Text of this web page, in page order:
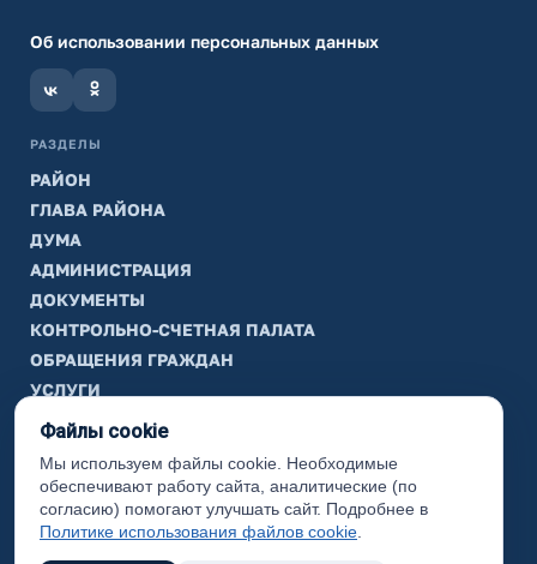
Об использовании персональных данных
РАЗДЕЛЫ
РАЙОН
ГЛАВА РАЙОНА
ДУМА
АДМИНИСТРАЦИЯ
ДОКУМЕНТЫ
КОНТРОЛЬНО-СЧЕТНАЯ ПАЛАТА
ОБРАЩЕНИЯ ГРАЖДАН
УСЛУГИ
ТИК
ИНФОРМАЦИЯ
Законодательная карта
Карта сайта
Файлы cookie
Мы используем файлы cookie. Необходимые
обеспечивают работу сайта, аналитические (по
согласию) помогают улучшать сайт. Подробнее в
Политике использования файлов cookie